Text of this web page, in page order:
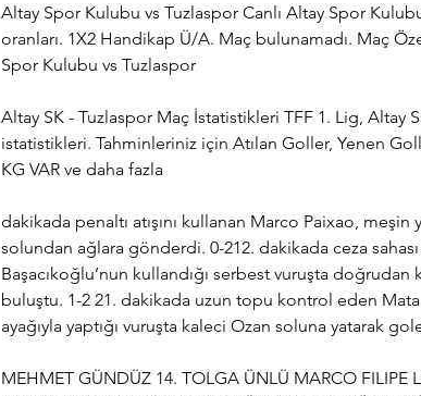
Altay Spor Kulubu vs Tuzlaspor Canlı Altay Spor
oranları. 1X2 Handikap Ü/A. Maç bulunamadı. Maç
Spor Kulubu vs Tuzlaspor
Altay SK - Tuzlaspor Maç İstatistikleri TFF 1. Lig, Altay
istatistikleri. Tahminleriniz için Atılan Goller, Yenen
KG VAR ve daha fazla
dakikada penaltı atışını kullanan Marco Paixao, meşin
solundan ağlara gönderdi. 0-212. dakikada ceza sahası
Başacıkoğlu’nun kullandığı serbest vuruşta
buluştu. 1-2 21. dakikada uzun topu kontrol eden
ayağıyla yaptığı vuruşta kaleci Ozan soluna yatarak
MEHMET GÜNDÜZ 14. TOLGA ÜNLÜ MARCO FILIPE